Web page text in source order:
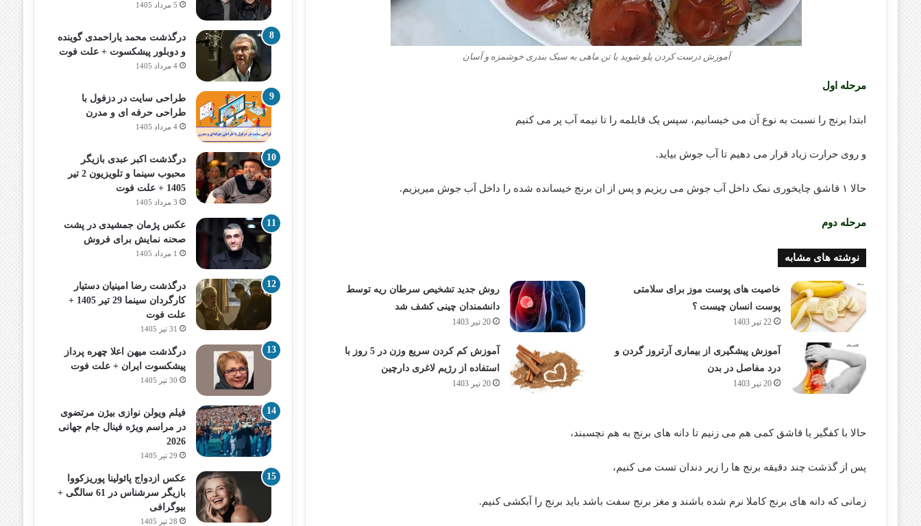
آموزش درست کردن پلو شوید با تن ماهی به سبک بندری خوشمزه و آسان
مرحله اول
ابتدا برنج را نسبت به نوع آن می خیسانیم، سپس یک قابلمه را تا نیمه آب پر می کنیم
و روی حرارت زیاد قرار می دهیم تا آب جوش بیاید.
حالا ۱ قاشق چایخوری نمک داخل آب جوش می ریزیم و پس از ان برنج خیسانده شده را داخل آب جوش میریزیم.
مرحله دوم
نوشته های مشابه
خاصیت های پوست موز برای سلامتی
پوست انسان چیست ؟
22 تیر 1403
روش جدید تشخیص سرطان ریه توسط
دانشمندان چینی کشف شد
20 تیر 1403
آموزش پیشگیری از بیماری آرتروز گردن و
درد مفاصل در بدن
20 تیر 1403
آموزش کم کردن سریع وزن در 5 روز با
استفاده از رژیم لاغری دارچین
20 تیر 1403
حالا با کفگیر یا قاشق کمی هم می زنیم تا دانه های برنج به هم نچسبند،
پس از گذشت چند دقیقه برنج ها را زیر دندان تست می کنیم،
زمانی که دانه های برنج کاملا نرم شده باشند و مغز برنج سفت باشد باید برنج را آبکشی کنیم.
5 مرداد 1405
درگذشت محمد یاراحمدی گوینده
و دوبلور پیشکسوت + علت فوت
4 مرداد 1405
طراحی سایت در دزفول با
طراحی حرفه‌ ای و مدرن
4 مرداد 1405
درگذشت اکبر عبدی بازیگر
محبوب سینما و تلویزیون 2 تیر
1405 + علت فوت
3 مرداد 1405
عکس پژمان جمشیدی در پشت
صحنه نمایش برای فروش
1 مرداد 1405
درگذشت رضا امینیان دستیار
کارگردان سینما 29 تیر 1405 +
علت فوت
31 تیر 1405
درگذشت میهن اعلا چهره پرداز
پیشکسوت ایران + علت فوت
30 تیر 1405
فیلم ویولن نوازی بیژن مرتضوی
در مراسم ویژه فینال جام جهانی
2026
29 تیر 1405
عکس ازدواج پائولینا پوریزکووا
بازیگر سرشناس در 61 سالگی +
بیوگرافی
28 تیر 1405